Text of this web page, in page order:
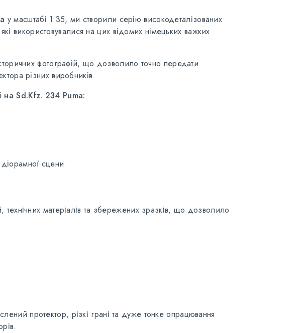
у масштабі 1:35, ми створили серію високодеталізованих
використовувалися на цих відомих німецьких важких
фотографій, що дозволило точно передати
різних виробників.
на Sd.Kfz. 234 Puma:
сцени.
матеріалів та збережених зразків, що дозволило
протектор, різкі грані та дуже тонке опрацювання